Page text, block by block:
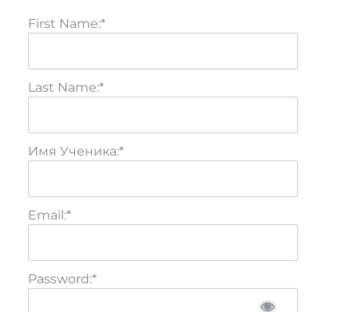
First Name:*
Last Name:*
Имя Ученика:*
Email:*
Password:*